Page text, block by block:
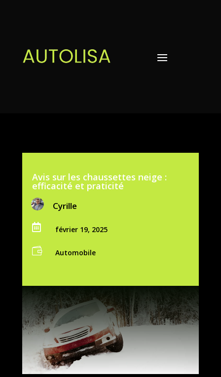
Avis sur les chaussettes neige :
efficacité et praticité
Cyrille
 février 19, 2025
 Automobile